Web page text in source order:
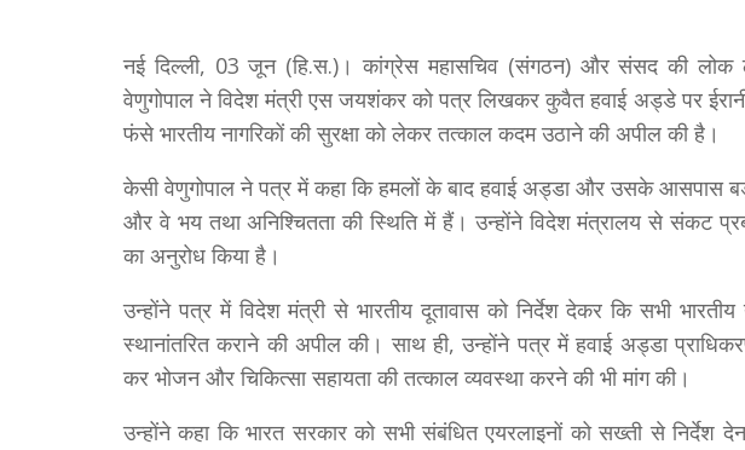
नई दिल्ली, 03 जून (हि.स.)। कांग्रेस महासचिव (संगठन) और संसद की लोक
वेणुगोपाल ने विदेश मंत्री एस जयशंकर को पत्र लिखकर कुवैत हवाई अड्डे पर
फंसे भारतीय नागरिकों की सुरक्षा को लेकर तत्काल कदम उठाने की अपील की है।
केसी वेणुगोपाल ने पत्र में कहा कि हमलों के बाद हवाई अड्डा और उसके आसपास
और वे भय तथा अनिश्चितता की स्थिति में हैं। उन्होंने विदेश मंत्रालय से संकट
का अनुरोध किया है।
उन्होंने पत्र में विदेश मंत्री से भारतीय दूतावास को निर्देश देकर कि सभी
स्थानांतरित कराने की अपील की। साथ ही, उन्होंने पत्र में हवाई अड्डा
कर भोजन और चिकित्सा सहायता की तत्काल व्यवस्था करने की भी मांग की।
उन्होंने कहा कि भारत सरकार को सभी संबंधित एयरलाइनों को सख्ती से निर्देश